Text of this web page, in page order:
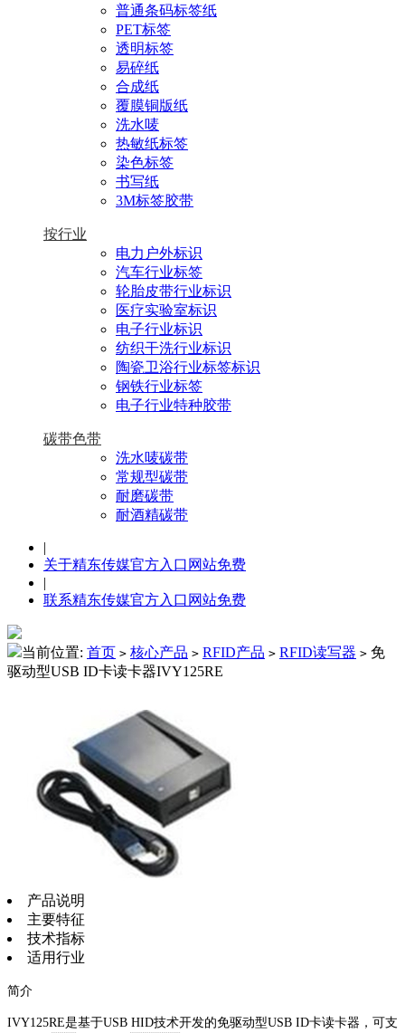
普通条码标签纸
PET标签
透明标签
易碎纸
合成纸
覆膜铜版纸
洗水唛
热敏纸标签
染色标签
书写纸
3M标签胶带
按行业
电力户外标识
汽车行业标签
轮胎皮带行业标识
医疗实验室标识
电子行业标识
纺织干洗行业标识
陶瓷卫浴行业标签标识
钢铁行业标签
电子行业特种胶带
碳带色带
洗水唛碳带
常规型碳带
耐磨碳带
耐酒精碳带
|
关于精东传媒官方入口网站免费
|
联系精东传媒官方入口网站免费
当前位置: 首页 > 核心产品 > RFID产品 > RFID读写器 > 免
驱动型USB ID卡读卡器IVY125RE
产品说明
主要特征
技术指标
适用行业
简介
IVY125RE是基于USB HID技术开发的免驱动型USB ID卡读卡器，可支